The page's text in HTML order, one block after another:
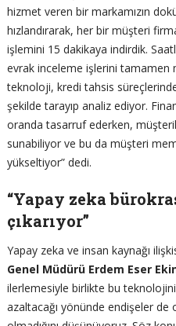
hizmet veren bir markamızın
hızlandırarak, her bir müşteri
işlemini 15 dakikaya indirdik.
evrak inceleme işlerini tamamen
teknoloji, kredi tahsis
şekilde tarayıp analiz ediyor.
oranda tasarruf ederken,
sunabiliyor ve bu da müşteri
yükseltiyor” dedi.
“Yapay zeka
çıkarıyor”
Yapay zeka ve insan kaynağı
Genel Müdürü Erdem Eser
ilerlemesiyle birlikte bu
azaltacağı yönünde endişeler de